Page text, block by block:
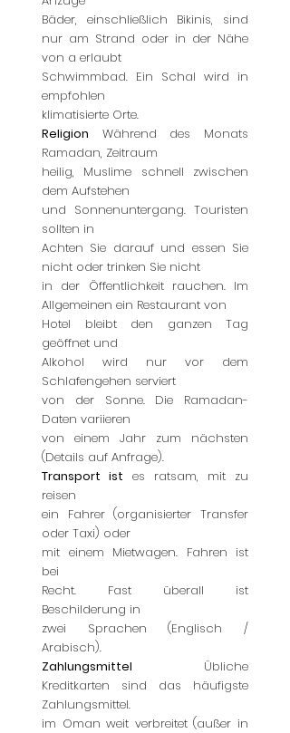
Bäder, einschließlich Bikinis, sind
nur am Strand oder in der Nähe
von a erlaubt
Schwimmbad. Ein Schal wird in
empfohlen
klimatisierte Orte.
Religion
Während des Monats
Ramadan, Zeitraum
heilig, Muslime schnell zwischen
dem Aufstehen
und Sonnenuntergang. Touristen
sollten in
Achten Sie darauf und essen Sie
nicht oder trinken Sie nicht
in der Öffentlichkeit rauchen. Im
Allgemeinen ein Restaurant von
Hotel bleibt den ganzen Tag
geöffnet und
Alkohol wird nur vor dem
Schlafengehen serviert
von der Sonne. Die Ramadan-
Daten variieren
von einem Jahr zum nächsten
(Details auf Anfrage).
Transport ist es ratsam, mit zu
reisen
ein Fahrer (organisierter Transfer
oder Taxi) oder
mit einem Mietwagen. Fahren ist
bei
Recht. Fast überall ist
Beschilderung in
zwei Sprachen (Englisch /
Arabisch).
Zahlungsmittel
Übliche
Kreditkarten sind das häufigste
Zahlungsmittel.
im Oman weit verbreitet (außer in